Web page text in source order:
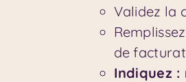
Validez la
de
Indiquez :